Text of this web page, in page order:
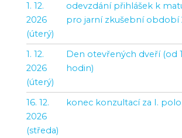
1. 12.
2026
(úterý)
odevzdání přihlášek k
pro jarní zkušební období
1. 12.
2026
(úterý)
Den otevřených dveří (od
hodin)
16. 12.
2026
(středa)
konec konzultací za I.